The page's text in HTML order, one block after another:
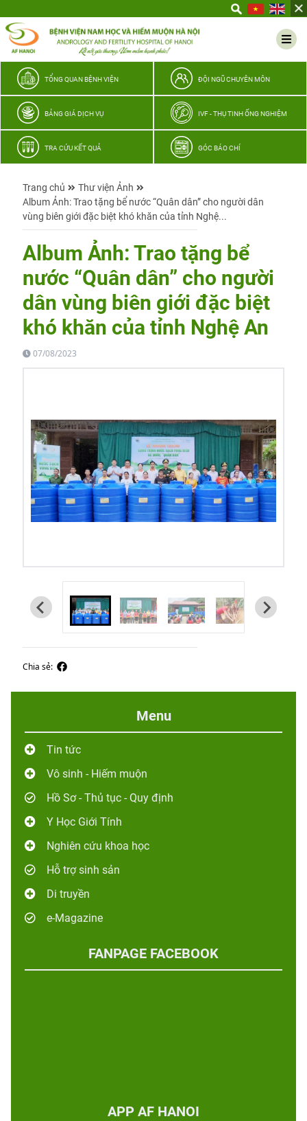
thương
TỔNG QUAN BỆNH VIỆN ĐỘI NGŨ CHUYÊN MÔN
BẢNG GIÁ DỊCH VỤ IVF - THỤ TINH ỐNG NGHIỆM
TRA CỨU KẾT QUẢ GÓC BÁO CHÍ
Trang chủ
Thư viện Ảnh
Album Ảnh: Trao tặng bể nước “Quân dân” cho người dân
vùng biên giới đặc biệt khó khăn của tỉnh Nghệ...
Album Ảnh: Trao tặng bể
nước “Quân dân” cho người
dân vùng biên giới đặc biệt
khó khăn của tỉnh Nghệ An
07/08/2023
Chia sẻ:
Menu
Tin tức
Vô sinh - Hiếm muộn
Hồ Sơ - Thủ tục - Quy định
Y Học Giới Tính
Nghiên cứu khoa học
Hỗ trợ sinh sản
Di truyền
e-Magazine
FANPAGE FACEBOOK
APP AF HANOI